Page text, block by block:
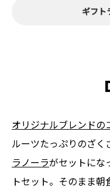
ギフト
オリジナルブレンドの
ルーツたっぷりのざく
ラノーラがセットにな
トセット。そのまま